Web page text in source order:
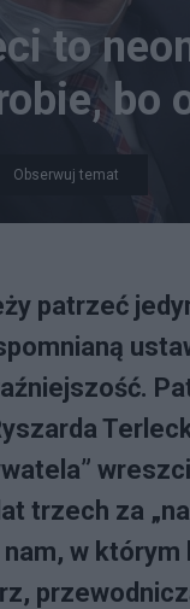
to
bo
Obserwuj temat
patrzeć
trzech za
w